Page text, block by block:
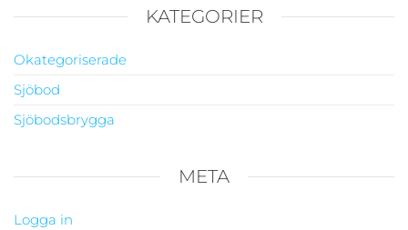
KATEGORIER
Okategoriserade
Sjöbod
Sjöbodsbrygga
META
Logga in